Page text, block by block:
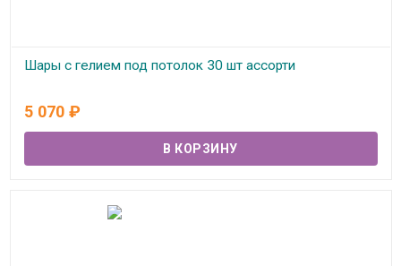
Шары с гелием под потолок 30 шт ассорти
5 070 ₽